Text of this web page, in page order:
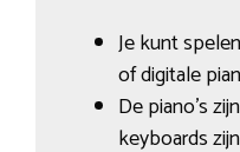
Je kunt
of digitale
De piano’s
keyboards